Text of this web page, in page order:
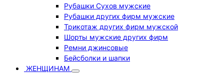
Рубашки Сухов мужские
Рубашки других фирм мужские
Трикотаж других фирм мужской
Шорты мужские других фирм
Ремни джинсовые
Бейсболки и шапки
ЖЕНЩИНАМ